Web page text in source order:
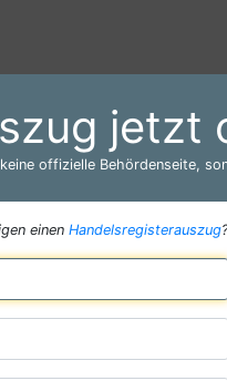
jetzt
offizielle Behördenseite,
einen Handelsregisterauszug